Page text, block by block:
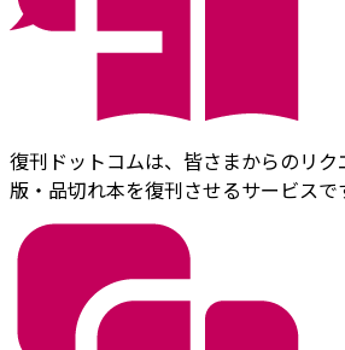
復刊ドットコムは、皆さまからのリ
版・品切れ本を復刊させるサービスで